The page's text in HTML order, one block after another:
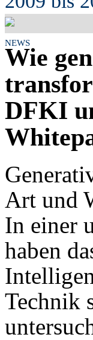
NEWS
Wie
DFKI
Art und
In einer
haben
Technik